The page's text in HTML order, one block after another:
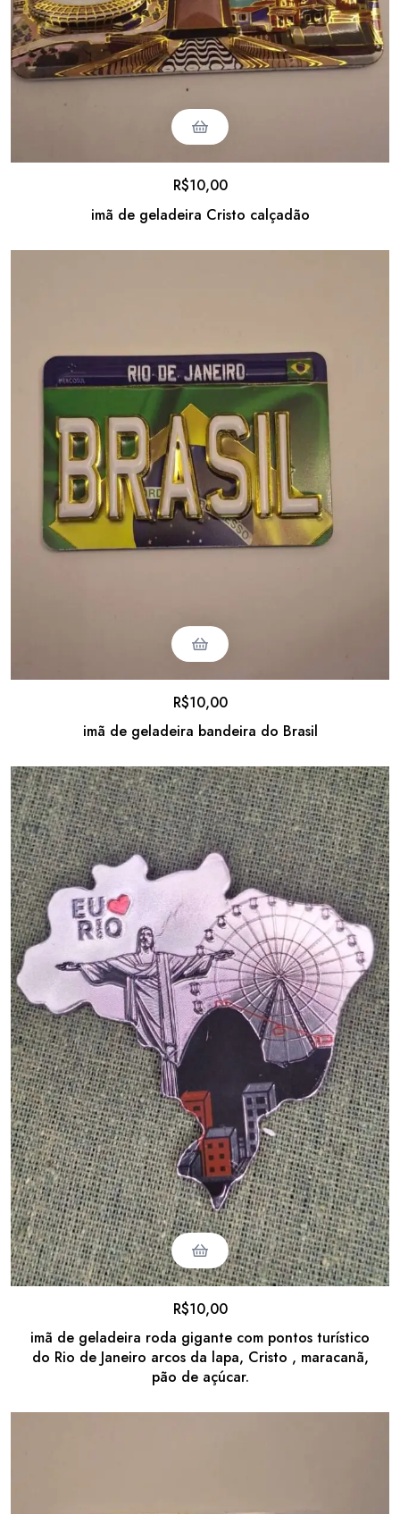
imã de geladeira Cristo calçadão
R$10,00
imã de geladeira bandeira do Brasil
R$10,00
imã de geladeira roda gigante com pontos turístico
do Rio de Janeiro arcos da lapa, Cristo , maracanã,
pão de açúcar.
R$10,00